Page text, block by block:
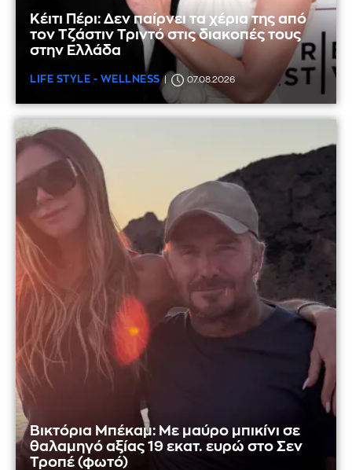
Κέιτι Πέρι: Δεν παίρνει τα χέρια της από
τον Τζάστιν Τριντό στις διακοπές τους
στην Ελλάδα
LIFE STYLE - WELLNESS 07.08.2026
Βικτόρια Μπέκαμ: Με μαύρο μπικίνι σε
θαλαμηγό αξίας 19 εκατ. ευρώ στο Σεν
Τροπέ (φωτό)